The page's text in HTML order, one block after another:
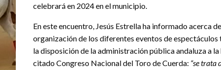
celebrará en 2024 en el municipio.
En este encuentro, Jesús Estrella ha informado acerca
organización de los diferentes eventos de
la disposición de la administración pública andaluza a
citado Congreso Nacional del Toro de Cuerda: “se trata